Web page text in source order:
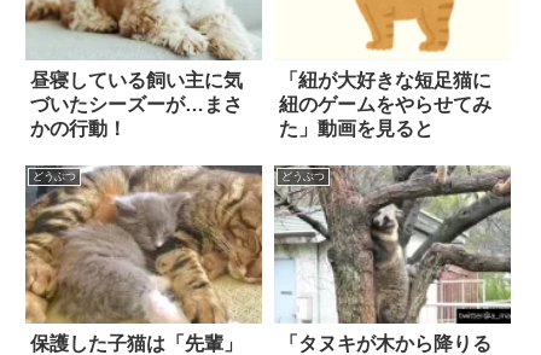
昼寝している飼い主に気
づいたシーズーが…まさ
かの行動！
「紐が大好きな短足猫に
紐のゲームをやらせてみ
た」動画を見ると
どうぶつ
保護した子猫は「先輩」
どうぶつ
「タヌキが木から降りる